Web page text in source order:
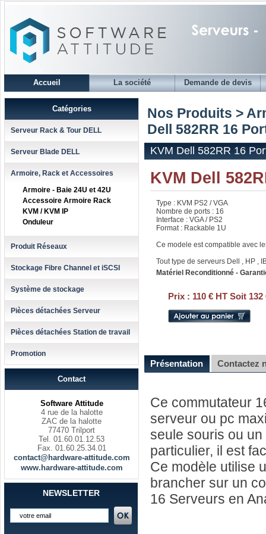
Accueil La société Demande de devis
Catégories
Serveur Rack & Tour DELL
Serveur Blade DELL
Armoire, Rack et Accessoires
Armoire - Baie 24U et 42U
Accessoire Armoire Rack
KVM / KVM IP
Onduleur
Produit Réseaux
Stockage Fibre Channel et iSCSI
Système de stockage
Pièces détachées Serveur
Pièces détachées Station de travail
Promotion
Contact
Software Attitude
4 rue de la halotte
ZAC de la halotte
77470 Trilport
Tel. 01.60.01.12.53
Fax. 01.60.25.34.01
contact@hardware-attitude.com
www.hardware-attitude.com
NEWSLETTER
Nos Produits >
Dell 582RR 16
KVM Dell 582RR 16
KVM Dell
Type : KVM PS2 / VGA
Nombre de ports : 16
Interface : VGA / PS2
Format : Rackable 1U
Ce modele est compatible avec
Tout type de serveurs Dell , HP ,
Matériel Reconditionné -
Prix : 110 € HT Soit 132
Présentation Contactez
Ce commutateur
serveur ou pc
seule souris ou
particulier, il est
Ce modèle utilise
brancher sur un
16 Serveurs en